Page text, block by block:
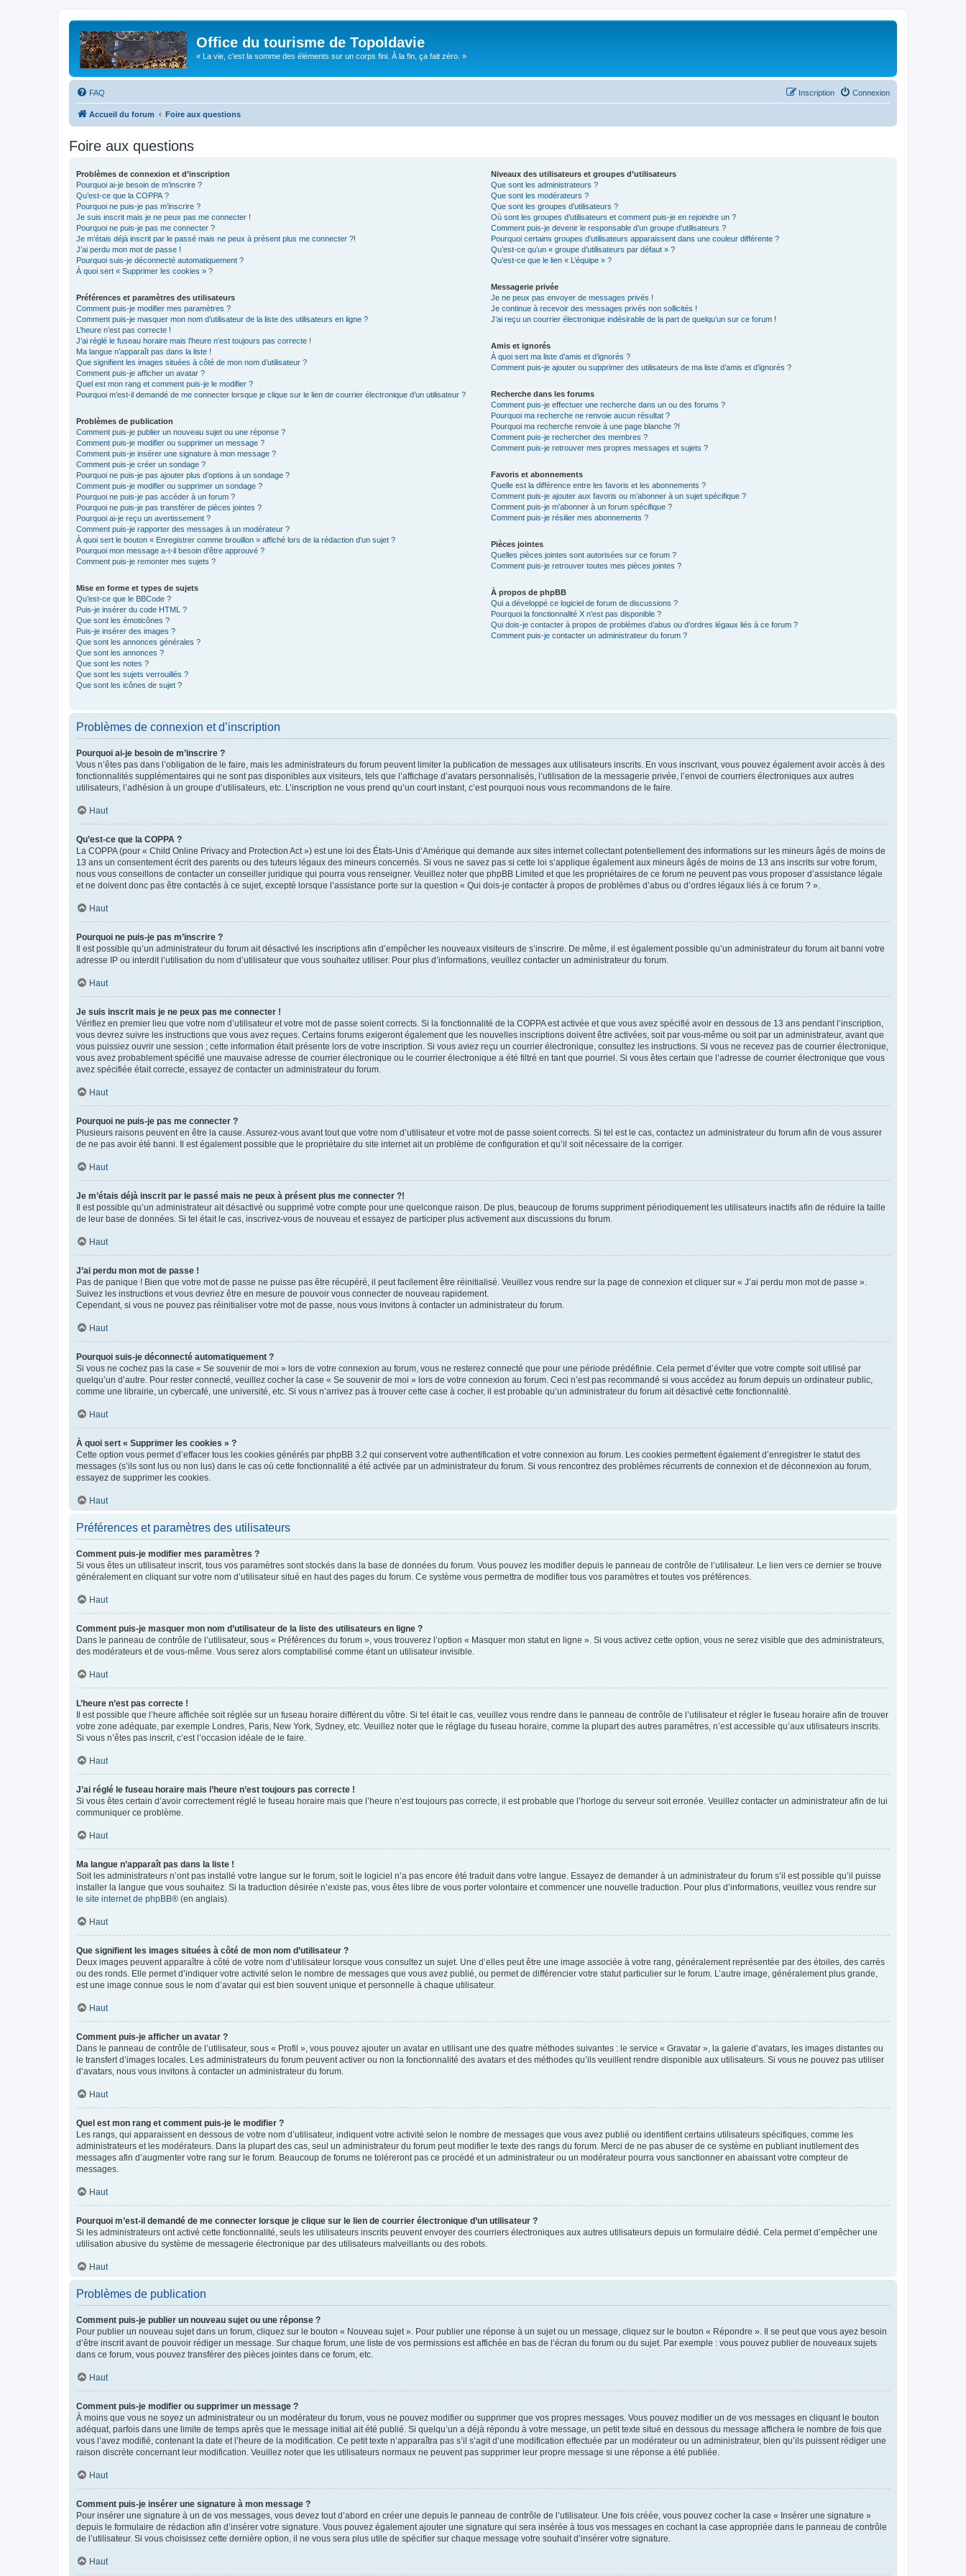
Office du tourisme de Topoldavie
« La vie, c'est la somme des éléments sur un corps fini. À la fin, ça fait zéro. »
FAQ Connexion
Inscription
Accueil du forum Foire aux questions
Foire aux questions
Problèmes de connexion et d’inscription
Pourquoi ai-je besoin de m’inscrire ?
Qu’est-ce que la COPPA ?
Pourquoi ne puis-je pas m’inscrire ?
Je suis inscrit mais je ne peux pas me connecter !
Pourquoi ne puis-je pas me connecter ?
Je m’étais déjà inscrit par le passé mais ne peux à présent plus me connecter ?!
J’ai perdu mon mot de passe !
Pourquoi suis-je déconnecté automatiquement ?
À quoi sert « Supprimer les cookies » ?
Préférences et paramètres des utilisateurs
Comment puis-je modifier mes paramètres ?
Comment puis-je masquer mon nom d’utilisateur de la liste des utilisateurs en ligne ?
L’heure n’est pas correcte !
J’ai réglé le fuseau horaire mais l’heure n’est toujours pas correcte !
Ma langue n’apparaît pas dans la liste !
Que signifient les images situées à côté de mon nom d’utilisateur ?
Comment puis-je afficher un avatar ?
Quel est mon rang et comment puis-je le modifier ?
Pourquoi m’est-il demandé de me connecter lorsque je clique sur le lien de courrier électronique d’un utilisateur ?
Problèmes de publication
Comment puis-je publier un nouveau sujet ou une réponse ?
Comment puis-je modifier ou supprimer un message ?
Comment puis-je insérer une signature à mon message ?
Comment puis-je créer un sondage ?
Pourquoi ne puis-je pas ajouter plus d’options à un sondage ?
Comment puis-je modifier ou supprimer un sondage ?
Pourquoi ne puis-je pas accéder à un forum ?
Pourquoi ne puis-je pas transférer de pièces jointes ?
Pourquoi ai-je reçu un avertissement ?
Comment puis-je rapporter des messages à un modérateur ?
À quoi sert le bouton « Enregistrer comme brouillon » affiché lors de la rédaction d’un sujet ?
Pourquoi mon message a-t-il besoin d’être approuvé ?
Comment puis-je remonter mes sujets ?
Mise en forme et types de sujets
Qu’est-ce que le BBCode ?
Puis-je insérer du code HTML ?
Que sont les émoticônes ?
Puis-je insérer des images ?
Que sont les annonces générales ?
Que sont les annonces ?
Que sont les notes ?
Que sont les sujets verrouillés ?
Que sont les icônes de sujet ?
Niveaux des utilisateurs et groupes d’utilisateurs
Que sont les administrateurs ?
Que sont les modérateurs ?
Que sont les groupes d’utilisateurs ?
Où sont les groupes d’utilisateurs et comment puis-je en rejoindre un ?
Comment puis-je devenir le responsable d’un groupe d’utilisateurs ?
Pourquoi certains groupes d’utilisateurs apparaissent dans une couleur différente ?
Qu’est-ce qu’un « groupe d’utilisateurs par défaut » ?
Qu’est-ce que le lien « L’équipe » ?
Messagerie privée
Je ne peux pas envoyer de messages privés !
Je continue à recevoir des messages privés non sollicités !
J’ai reçu un courrier électronique indésirable de la part de quelqu’un sur ce forum !
Amis et ignorés
À quoi sert ma liste d’amis et d’ignorés ?
Comment puis-je ajouter ou supprimer des utilisateurs de ma liste d’amis et d’ignorés ?
Recherche dans les forums
Comment puis-je effectuer une recherche dans un ou des forums ?
Pourquoi ma recherche ne renvoie aucun résultat ?
Pourquoi ma recherche renvoie à une page blanche ?!
Comment puis-je rechercher des membres ?
Comment puis-je retrouver mes propres messages et sujets ?
Favoris et abonnements
Quelle est la différence entre les favoris et les abonnements ?
Comment puis-je ajouter aux favoris ou m’abonner à un sujet spécifique ?
Comment puis-je m’abonner à un forum spécifique ?
Comment puis-je résilier mes abonnements ?
Pièces jointes
Quelles pièces jointes sont autorisées sur ce forum ?
Comment puis-je retrouver toutes mes pièces jointes ?
À propos de phpBB
Qui a développé ce logiciel de forum de discussions ?
Pourquoi la fonctionnalité X n’est pas disponible ?
Qui dois-je contacter à propos de problèmes d’abus ou d’ordres légaux liés à ce forum ?
Comment puis-je contacter un administrateur du forum ?
Problèmes de connexion et d’inscription
Pourquoi ai-je besoin de m’inscrire ?
Vous n’êtes pas dans l’obligation de le faire, mais les administrateurs du forum peuvent limiter la publication de messages aux utilisateurs inscrits. En vous inscrivant, vous pouvez également avoir accès à des
fonctionnalités supplémentaires qui ne sont pas disponibles aux visiteurs, tels que l’affichage d’avatars personnalisés, l’utilisation de la messagerie privée, l’envoi de courriers électroniques aux autres
utilisateurs, l’adhésion à un groupe d’utilisateurs, etc. L’inscription ne vous prend qu’un court instant, c’est pourquoi nous vous recommandons de le faire.
Haut
Qu’est-ce que la COPPA ?
La COPPA (pour « Child Online Privacy and Protection Act ») est une loi des États-Unis d’Amérique qui demande aux sites internet collectant potentiellement des informations sur les mineurs âgés de moins de
13 ans un consentement écrit des parents ou des tuteurs légaux des mineurs concernés. Si vous ne savez pas si cette loi s’applique également aux mineurs âgés de moins de 13 ans inscrits sur votre forum,
nous vous conseillons de contacter un conseiller juridique qui pourra vous renseigner. Veuillez noter que phpBB Limited et que les propriétaires de ce forum ne peuvent pas vous proposer d’assistance légale
et ne doivent donc pas être contactés à ce sujet, excepté lorsque l’assistance porte sur la question « Qui dois-je contacter à propos de problèmes d’abus ou d’ordres légaux liés à ce forum ? ».
Haut
Pourquoi ne puis-je pas m’inscrire ?
Il est possible qu’un administrateur du forum ait désactivé les inscriptions afin d’empêcher les nouveaux visiteurs de s’inscrire. De même, il est également possible qu’un administrateur du forum ait banni votre
adresse IP ou interdit l’utilisation du nom d’utilisateur que vous souhaitez utiliser. Pour plus d’informations, veuillez contacter un administrateur du forum.
Haut
Je suis inscrit mais je ne peux pas me connecter !
Vérifiez en premier lieu que votre nom d’utilisateur et votre mot de passe soient corrects. Si la fonctionnalité de la COPPA est activée et que vous avez spécifié avoir en dessous de 13 ans pendant l’inscription,
vous devrez suivre les instructions que vous avez reçues. Certains forums exigeront également que les nouvelles inscriptions doivent être activées, soit par vous-même ou soit par un administrateur, avant que
vous puissiez ouvrir une session ; cette information était présente lors de votre inscription. Si vous aviez reçu un courrier électronique, consultez les instructions. Si vous ne recevez pas de courrier électronique,
vous avez probablement spécifié une mauvaise adresse de courrier électronique ou le courrier électronique a été filtré en tant que pourriel. Si vous êtes certain que l’adresse de courrier électronique que vous
avez spécifiée était correcte, essayez de contacter un administrateur du forum.
Haut
Pourquoi ne puis-je pas me connecter ?
Plusieurs raisons peuvent en être la cause. Assurez-vous avant tout que votre nom d’utilisateur et votre mot de passe soient corrects. Si tel est le cas, contactez un administrateur du forum afin de vous assurer
de ne pas avoir été banni. Il est également possible que le propriétaire du site internet ait un problème de configuration et qu’il soit nécessaire de la corriger.
Haut
Je m’étais déjà inscrit par le passé mais ne peux à présent plus me connecter ?!
Il est possible qu’un administrateur ait désactivé ou supprimé votre compte pour une quelconque raison. De plus, beaucoup de forums suppriment périodiquement les utilisateurs inactifs afin de réduire la taille
de leur base de données. Si tel était le cas, inscrivez-vous de nouveau et essayez de participer plus activement aux discussions du forum.
Haut
J’ai perdu mon mot de passe !
Pas de panique ! Bien que votre mot de passe ne puisse pas être récupéré, il peut facilement être réinitialisé. Veuillez vous rendre sur la page de connexion et cliquer sur « J’ai perdu mon mot de passe ».
Suivez les instructions et vous devriez être en mesure de pouvoir vous connecter de nouveau rapidement.
Cependant, si vous ne pouvez pas réinitialiser votre mot de passe, nous vous invitons à contacter un administrateur du forum.
Haut
Pourquoi suis-je déconnecté automatiquement ?
Si vous ne cochez pas la case « Se souvenir de moi » lors de votre connexion au forum, vous ne resterez connecté que pour une période prédéfinie. Cela permet d’éviter que votre compte soit utilisé par
quelqu’un d’autre. Pour rester connecté, veuillez cocher la case « Se souvenir de moi » lors de votre connexion au forum. Ceci n’est pas recommandé si vous accédez au forum depuis un ordinateur public,
comme une librairie, un cybercafé, une université, etc. Si vous n’arrivez pas à trouver cette case à cocher, il est probable qu’un administrateur du forum ait désactivé cette fonctionnalité.
Haut
À quoi sert « Supprimer les cookies » ?
Cette option vous permet d’effacer tous les cookies générés par phpBB 3.2 qui conservent votre authentification et votre connexion au forum. Les cookies permettent également d’enregistrer le statut des
messages (s’ils sont lus ou non lus) dans le cas où cette fonctionnalité a été activée par un administrateur du forum. Si vous rencontrez des problèmes récurrents de connexion et de déconnexion au forum,
essayez de supprimer les cookies.
Haut
Préférences et paramètres des utilisateurs
Comment puis-je modifier mes paramètres ?
Si vous êtes un utilisateur inscrit, tous vos paramètres sont stockés dans la base de données du forum. Vous pouvez les modifier depuis le panneau de contrôle de l’utilisateur. Le lien vers ce dernier se trouve
généralement en cliquant sur votre nom d’utilisateur situé en haut des pages du forum. Ce système vous permettra de modifier tous vos paramètres et toutes vos préférences.
Haut
Comment puis-je masquer mon nom d’utilisateur de la liste des utilisateurs en ligne ?
Dans le panneau de contrôle de l’utilisateur, sous « Préférences du forum », vous trouverez l’option « Masquer mon statut en ligne ». Si vous activez cette option, vous ne serez visible que des administrateurs,
des modérateurs et de vous-même. Vous serez alors comptabilisé comme étant un utilisateur invisible.
Haut
L’heure n’est pas correcte !
Il est possible que l’heure affichée soit réglée sur un fuseau horaire différent du vôtre. Si tel était le cas, veuillez vous rendre dans le panneau de contrôle de l’utilisateur et régler le fuseau horaire afin de trouver
votre zone adéquate, par exemple Londres, Paris, New York, Sydney, etc. Veuillez noter que le réglage du fuseau horaire, comme la plupart des autres paramètres, n’est accessible qu’aux utilisateurs inscrits.
Si vous n’êtes pas inscrit, c’est l’occasion idéale de le faire.
Haut
J’ai réglé le fuseau horaire mais l’heure n’est toujours pas correcte !
Si vous êtes certain d’avoir correctement réglé le fuseau horaire mais que l’heure n’est toujours pas correcte, il est probable que l’horloge du serveur soit erronée. Veuillez contacter un administrateur afin de lui
communiquer ce problème.
Haut
Ma langue n’apparaît pas dans la liste !
Soit les administrateurs n’ont pas installé votre langue sur le forum, soit le logiciel n’a pas encore été traduit dans votre langue. Essayez de demander à un administrateur du forum s’il est possible qu’il puisse
installer la langue que vous souhaitez. Si la traduction désirée n’existe pas, vous êtes libre de vous porter volontaire et commencer une nouvelle traduction. Pour plus d’informations, veuillez vous rendre sur
le site internet de phpBB® (en anglais).
Haut
Que signifient les images situées à côté de mon nom d’utilisateur ?
Deux images peuvent apparaître à côté de votre nom d’utilisateur lorsque vous consultez un sujet. Une d’elles peut être une image associée à votre rang, généralement représentée par des étoiles, des carrés
ou des ronds. Elle permet d’indiquer votre activité selon le nombre de messages que vous avez publié, ou permet de différencier votre statut particulier sur le forum. L’autre image, généralement plus grande,
est une image connue sous le nom d’avatar qui est bien souvent unique et personnelle à chaque utilisateur.
Haut
Comment puis-je afficher un avatar ?
Dans le panneau de contrôle de l’utilisateur, sous « Profil », vous pouvez ajouter un avatar en utilisant une des quatre méthodes suivantes : le service « Gravatar », la galerie d’avatars, les images distantes ou
le transfert d’images locales. Les administrateurs du forum peuvent activer ou non la fonctionnalité des avatars et des méthodes qu’ils veuillent rendre disponible aux utilisateurs. Si vous ne pouvez pas utiliser
d’avatars, nous vous invitons à contacter un administrateur du forum.
Haut
Quel est mon rang et comment puis-je le modifier ?
Les rangs, qui apparaissent en dessous de votre nom d’utilisateur, indiquent votre activité selon le nombre de messages que vous avez publié ou identifient certains utilisateurs spécifiques, comme les
administrateurs et les modérateurs. Dans la plupart des cas, seul un administrateur du forum peut modifier le texte des rangs du forum. Merci de ne pas abuser de ce système en publiant inutilement des
messages afin d’augmenter votre rang sur le forum. Beaucoup de forums ne toléreront pas ce procédé et un administrateur ou un modérateur pourra vous sanctionner en abaissant votre compteur de
messages.
Haut
Pourquoi m’est-il demandé de me connecter lorsque je clique sur le lien de courrier électronique d’un utilisateur ?
Si les administrateurs ont activé cette fonctionnalité, seuls les utilisateurs inscrits peuvent envoyer des courriers électroniques aux autres utilisateurs depuis un formulaire dédié. Cela permet d’empêcher une
utilisation abusive du système de messagerie électronique par des utilisateurs malveillants ou des robots.
Haut
Problèmes de publication
Comment puis-je publier un nouveau sujet ou une réponse ?
Pour publier un nouveau sujet dans un forum, cliquez sur le bouton « Nouveau sujet ». Pour publier une réponse à un sujet ou un message, cliquez sur le bouton « Répondre ». Il se peut que vous ayez besoin
d’être inscrit avant de pouvoir rédiger un message. Sur chaque forum, une liste de vos permissions est affichée en bas de l’écran du forum ou du sujet. Par exemple : vous pouvez publier de nouveaux sujets
dans ce forum, vous pouvez transférer des pièces jointes dans ce forum, etc.
Haut
Comment puis-je modifier ou supprimer un message ?
À moins que vous ne soyez un administrateur ou un modérateur du forum, vous ne pouvez modifier ou supprimer que vos propres messages. Vous pouvez modifier un de vos messages en cliquant le bouton
adéquat, parfois dans une limite de temps après que le message initial ait été publié. Si quelqu’un a déjà répondu à votre message, un petit texte situé en dessous du message affichera le nombre de fois que
vous l’avez modifié, contenant la date et l’heure de la modification. Ce petit texte n’apparaîtra pas s’il s’agit d’une modification effectuée par un modérateur ou un administrateur, bien qu’ils puissent rédiger une
raison discrète concernant leur modification. Veuillez noter que les utilisateurs normaux ne peuvent pas supprimer leur propre message si une réponse a été publiée.
Haut
Comment puis-je insérer une signature à mon message ?
Pour insérer une signature à un de vos messages, vous devez tout d’abord en créer une depuis le panneau de contrôle de l’utilisateur. Une fois créée, vous pouvez cocher la case « Insérer une signature »
depuis le formulaire de rédaction afin d’insérer votre signature. Vous pouvez également ajouter une signature qui sera insérée à tous vos messages en cochant la case appropriée dans le panneau de contrôle
de l’utilisateur. Si vous choisissez cette dernière option, il ne vous sera plus utile de spécifier sur chaque message votre souhait d’insérer votre signature.
Haut